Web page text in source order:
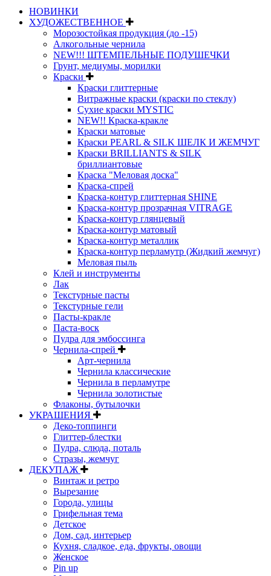
НОВИНКИ
ХУДОЖЕСТВЕННОЕ
Морозостойкая продукция (до -15)
Алкогольные чернила
NEW!!! ШТЕМПЕЛЬНЫЕ ПОДУШЕЧКИ
Грунт, медиумы, морилки
Краски
Краски глиттерные
Витражные краски (краски по стеклу)
Сухие краски MYSTIC
NEW!! Краска-кракле
Краски матовые
Краски PEARL & SILK ШЕЛК И ЖЕМЧУГ
Краски BRILLIANTS & SILK
бриллиантовые
Краска "Меловая доска"
Краска-спрей
Краска-контур глиттерная SHINE
Краска-контур прозрачная VITRAGE
Краска-контур глянцевый
Краска-контур матовый
Краска-контур металлик
Краска-контур перламутр (Жидкий жемчуг)
Меловая пыль
Клей и инструменты
Лак
Текстурные пасты
Текстурные гели
Пасты-кракле
Паста-воск
Пудра для эмбоссинга
Чернила-спрей
Арт-чернила
Чернила классические
Чернила в перламутре
Чернила золотистые
Флаконы, бутылочки
УКРАШЕНИЯ
Деко-топпинги
Глиттер-блестки
Пудра, слюда, поталь
Стразы, жемчуг
ДЕКУПАЖ
Винтаж и ретро
Вырезание
Города, улицы
Грифельная тема
Детское
Дом, сад, интерьер
Кухня, сладкое, еда, фрукты, овощи
Женское
Pin up